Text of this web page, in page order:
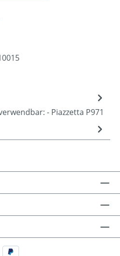
- Piazzetta P971